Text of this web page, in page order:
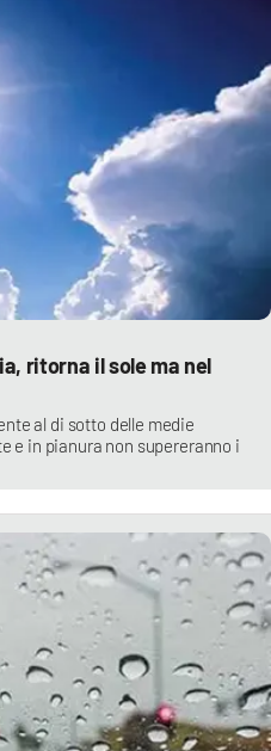
ritorna il sole ma nel
al di sotto delle medie
e in pianura non supereranno i